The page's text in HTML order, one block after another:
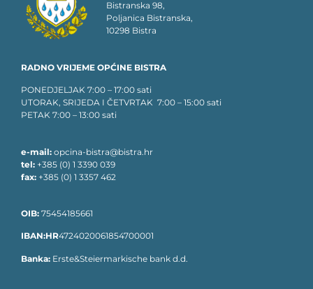
Bistranska 98,
Poljanica Bistranska,
10298 Bistra
RADNO VRIJEME OPĆINE BISTRA
PONEDJELJAK 7:00 – 17:00 sati
UTORAK, SRIJEDA I ČETVRTAK 7:00 – 15:00 sati
PETAK 7:00 – 13:00 sati
e-mail: opcina-bistra@bistra.hr
tel: +385 (0) 1 3390 039
fax: +385 (0) 1 3357 462
OIB: 75454185661
IBAN:HR4724020061854700001
Banka: Erste&Steiermarkische bank d.d.